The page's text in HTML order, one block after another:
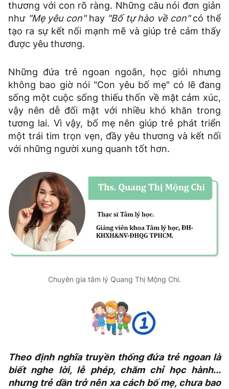
thương với con rõ ràng. Những câu nói đơn giản
như "Mẹ yêu con"hay "Bố tự hào về con"có thể
tạo ra sự kết nối mạnh mẽ và giúp trẻ cảm thấy
được yêu thương.
Những đứa trẻ ngoan ngoãn, học giỏi nhưng
không bao giờ nói "Con yêu bố mẹ" có lẽ đang
sống một cuộc sống thiếu thốn về mặt cảm xúc,
vậy nên dễ đối mặt với nhiều khó khăn trong
tương lai. Vì vậy, bố mẹ nên giúp trẻ phát triển
một trái tim trọn vẹn, đầy yêu thương và kết nối
với những người xung quanh tốt hơn.
Chuyên gia tâm lý Quang Thị Mộng Chi.
Theo định nghĩa truyền thống đứa trẻ ngoan là
biết nghe lời, lễ phép, chăm chỉ học hành...
nhưng trẻ dần trở nên xa cách bố mẹ, chưa bao